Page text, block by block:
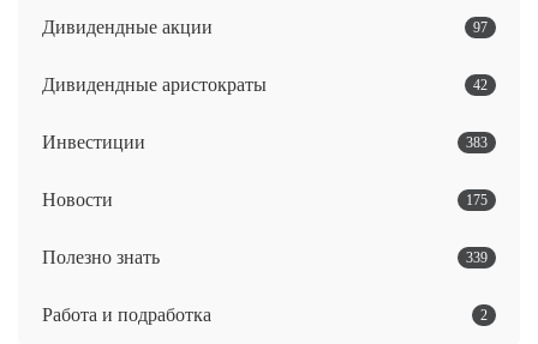
Дивидендные акции 97
Дивидендные аристократы 42
Инвестиции 383
Новости 175
Полезно знать 339
Работа и подработка 2